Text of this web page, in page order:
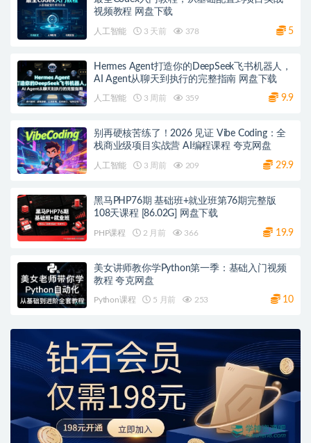
视频教程 网盘下载
人工智能 3 天前 378 5
Hermes Agent打造你的DeepSeek飞书机器人，
AI Agent从聊天到执行的完整指南 网盘下载
人工智能 3 周前 359 9.9
别再硬核苦练了！2026 见证 Vibe Coding：全
栈商业级项目实战营 AI编程课程 夸克网盘
人工智能 3 周前 209 29.9
黑马PHP76期 基础班+就业班第76期完整版
108天课程 [86.02G] 网盘下载
PHP课程 2 月前 366 19.9
美女讲师教你学Python第一季：基础入门视频
教程 夸克网盘
Python课程 5 月前 253 10